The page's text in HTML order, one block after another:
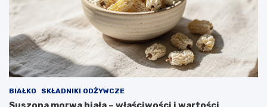
BIAŁKO SKŁADNIKI ODŻYWCZE